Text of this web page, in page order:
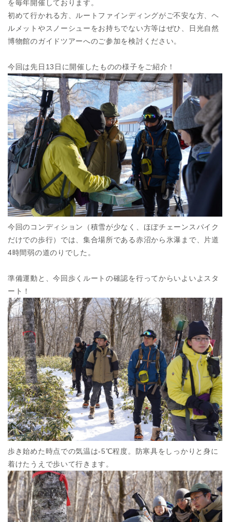
を毎年開催しております。
初めて行かれる方、ルートファインディングがご不安な方、ヘ
ルメットやスノーシューをお持ちでない方等はぜひ、日光自然
博物館のガイドツアーへのご参加を検討ください。
今回は先日13日に開催したものの様子をご紹介！
今回のコンディション（積雪が少なく、ほぼチェーンスパイク
だけでの歩行）では、集合場所である赤沼から氷瀑まで、片道
4時間弱の道のりでした。
準備運動と、今回歩くルートの確認を行ってからいよいよスタ
ート！
歩き始めた時点での気温は-5℃程度。防寒具をしっかりと身に
着けたうえで歩いて行きます。